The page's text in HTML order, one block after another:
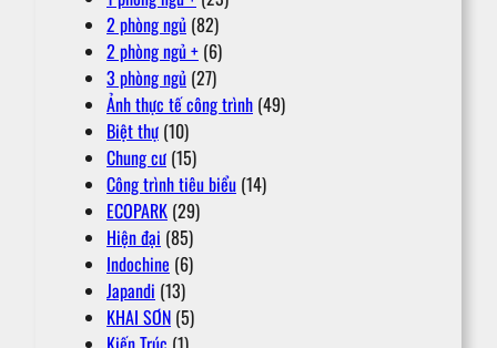
2 phòng ngủ (82)
2 phòng ngủ + (6)
3 phòng ngủ (27)
Ảnh thực tế công trình (49)
Biệt thự (10)
Chung cư (15)
Công trình tiêu biểu (14)
ECOPARK (29)
Hiện đại (85)
Indochine (6)
Japandi (13)
KHAI SƠN (5)